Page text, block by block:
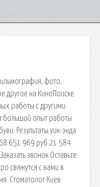
фото,
другое на КиноПоиске.
работы с другими
большой опыт работы
Результаты уик-энда
651 969 руб.21 584
звонок Оставьте
свяжутся с вами в
Стоматолог Киев